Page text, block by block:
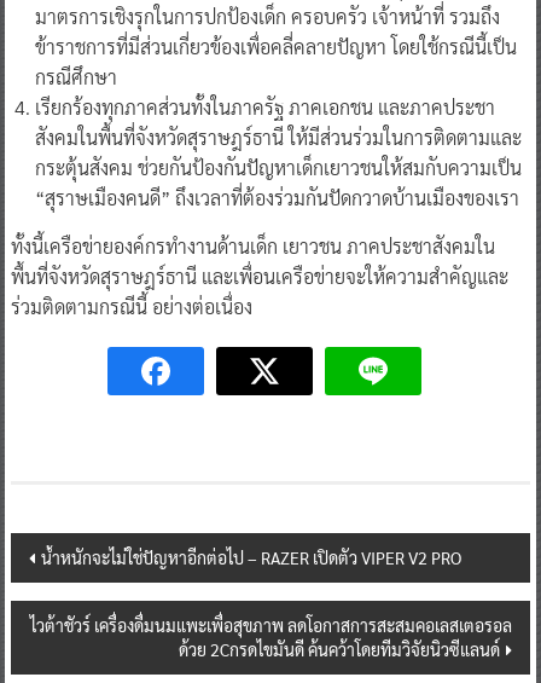
มาตรการเชิงรุกในการปกป้องเด็ก ครอบครัว เจ้าหน้าที่ รวมถึง
ข้าราชการที่มีส่วนเกี่ยวข้องเพื่อคลี่คลายปัญหา โดยใช้กรณีนี้เป็น
กรณีศึกษา
เรียกร้องทุกภาคส่วนทั้งในภาครัฐ ภาคเอกชน และภาคประชา
สังคมในพื้นที่จังหวัดสุราษฎร์ธานี ให้มีส่วนร่วมในการติดตามและ
กระตุ้นสังคม ช่วยกันป้องกันปัญหาเด็กเยาวชนให้สมกับความเป็น
“สุราษเมืองคนดี” ถึงเวลาที่ต้องร่วมกันปัดกวาดบ้านเมืองของเรา
ทั้งนี้เครือข่ายองค์กรทำงานด้านเด็ก เยาวชน ภาคประชาสังคมใน
พื้นที่จังหวัดสุราษฎร์ธานี และเพื่อนเครือข่ายจะให้ความสำคัญและ
ร่วมติดตามกรณีนี้ อย่างต่อเนื่อง
Post
navigation
น้ำหนักจะไม่ใช่ปัญหาอีกต่อไป – RAZER เปิดตัว VIPER V2 PRO
ไวต้าชัวร์ เครื่องดื่มนมแพะเพื่อสุขภาพ ลดโอกาสการสะสมคอเลสเตอรอล
ด้วย 2Cกรดไขมันดี ค้นคว้าโดยทีมวิจัยนิวซีแลนด์